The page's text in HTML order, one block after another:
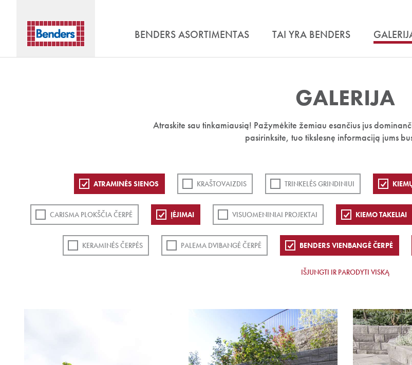
BENDERS ASORTIMENTAS TAI YRA BENDERS
GALERIJA
Atraskite sau tinkamiausią! Pažymėkite žemiau esančius jus
pasirinksite, tuo tikslesnę informaciją jums
ATRAMINĖS SIENOS KRAŠTOVAIZDIS TRINKELĖS GRINDINIUI
CARISMA PLOKŠČIA ČERPĖ ĮĖJIMAI VISUOMENINIAI PROJEKTAI KIEMO TAKELIAI
KERAMINĖS ČERPĖS PALEMA DVIBANGĖ ČERPĖ BENDERS VIENBANGĖ ČERPĖ
IŠJUNGTI IR PARODYTI VISKĄ